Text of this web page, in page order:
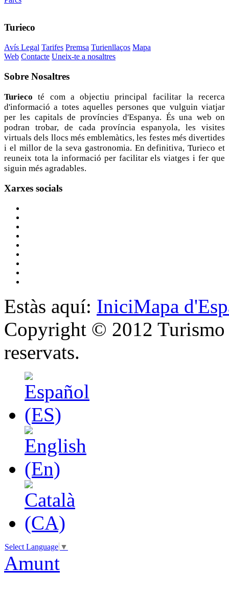
Turieco
Avís Legal Tarifes Premsa Turienllaços Mapa
Web Contacte Uneix-te a nosaltres
Sobre Nosaltres
Turieco té com a objectiu principal facilitar la recerca
d'informació a totes aquelles persones que vulguin viatjar
per les capitals de províncies d'Espanya. És una web on
podran trobar, de cada província espanyola, les visites
virtuals dels llocs més emblemàtics, les festes més divertides
i el millor de la seva gastronomia. En definitiva, Turieco et
reuneix tota la informació per facilitar els viatges i fer que
siguin més agradables.
Xarxes socials
Estàs aquí: IniciMapa
Copyright © 2012 Turismo
reservats.
Select Language ▼
Amunt